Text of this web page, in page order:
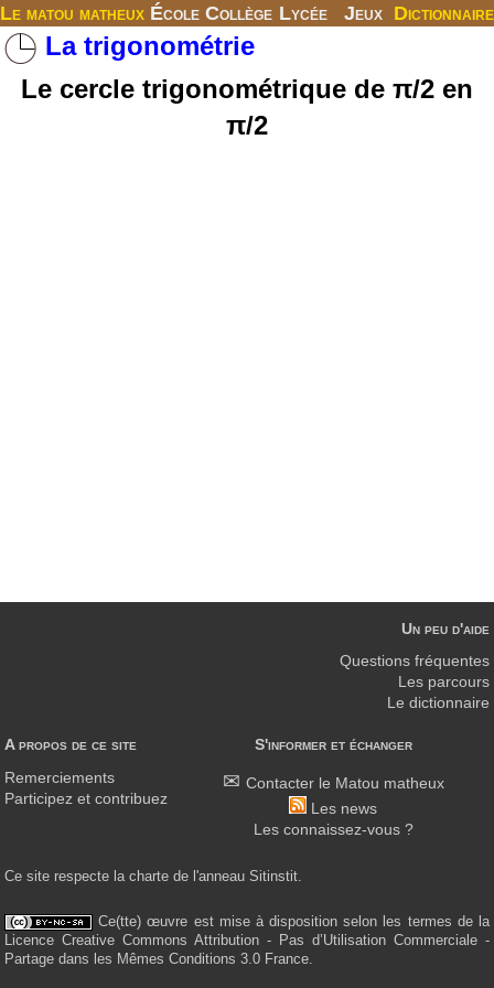
Le matou matheux École Collège Lycée Jeux Dictionnaire
La trigonométrie
Le cercle trigonométrique de π/2 en
π/2
A propos de ce site
Remerciements
Participez et contribuez
S'informer et échanger
Contacter le Matou matheux
Les news
Les connaissez-vous ?
Un peu d'aide
Questions fréquentes
Les parcours
Le dictionnaire
Ce site respecte la charte de l'anneau Sitinstit.
Ce(tte) œuvre est mise à disposition selon les termes de la
Licence Creative Commons Attribution - Pas d’Utilisation Commerciale -
Partage dans les Mêmes Conditions 3.0 France.